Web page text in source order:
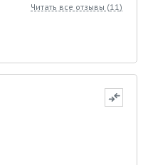
Читать все отзывы (11)